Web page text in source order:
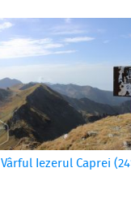
Vârful Iezerul Caprei